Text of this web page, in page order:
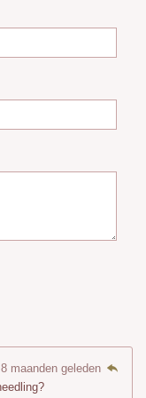
8 maanden geleden